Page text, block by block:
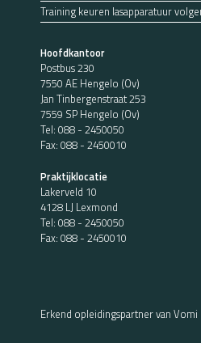
Training keuren lasapparatuur
Hoofdkantoor
Postbus 230
7550 AE Hengelo (Ov)
Jan Tinbergenstraat 253
7559 SP Hengelo (Ov)
Tel: 088 - 2450050
Fax: 088 - 2450010
Praktijklocatie
Lakerveld 10
4128 LJ Lexmond
Tel: 088 - 2450050
Fax: 088 - 2450010
Erkend opleidingspartner van Vomi